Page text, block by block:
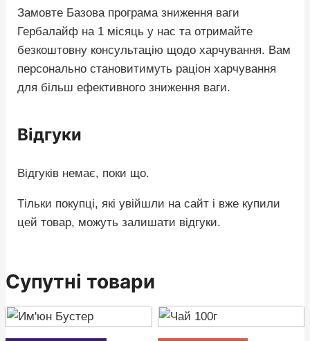
Замовте Базова програма зниження ваги
Гербалайф на 1 місяць у нас та отримайте
безкоштовну консультацію щодо харчування. Вам
персонально становитимуть раціон харчування
для більш ефективного зниження ваги.
Відгуки
Відгуків немає, поки що.
Тільки покупці, які увійшли на сайт і вже купили
цей товар, можуть залишати відгуки.
Супутні товари